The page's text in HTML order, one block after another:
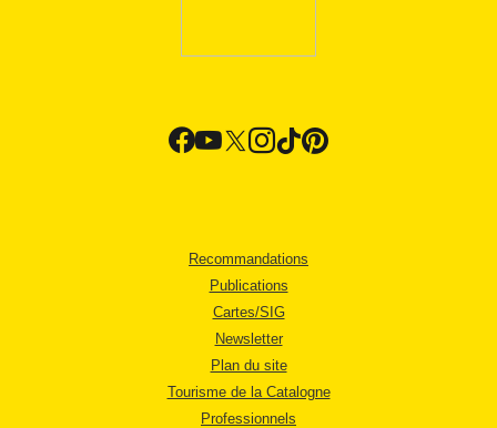
Recommandations
Publications
Cartes/SIG
Newsletter
Plan du site
Tourisme de la Catalogne
Professionnels